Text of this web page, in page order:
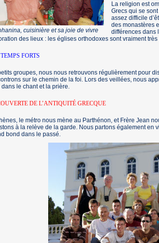
cuisinière et sa joie de vivre
La religion est
Grecs qui se
assez difficile
des monastères
différences dans
des lieux : les églises orthodoxes sont vraiment
FORTS
groupes, nous nous retrouvons régulièrement pour
sur le chemin de la foi. Lors des veillées, nous
dans le chant et la prière.
DE L’ANTIQUITÉ GRECQUE
le métro nous mène au Parthénon, et Frère Jean
à la relève de la garde. Nous partons également en
bond dans le passé.